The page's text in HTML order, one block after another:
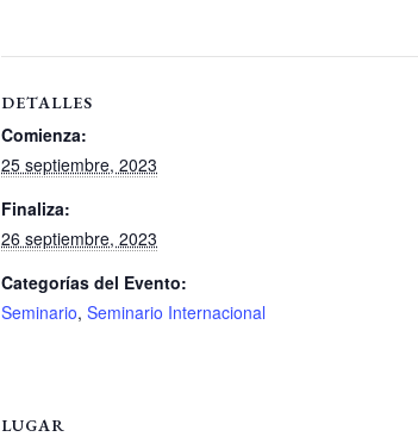
DETALLES
Comienza:
25 septiembre, 2023
Finaliza:
26 septiembre, 2023
Categorías del Evento:
Seminario, Seminario Internacional
LUGAR